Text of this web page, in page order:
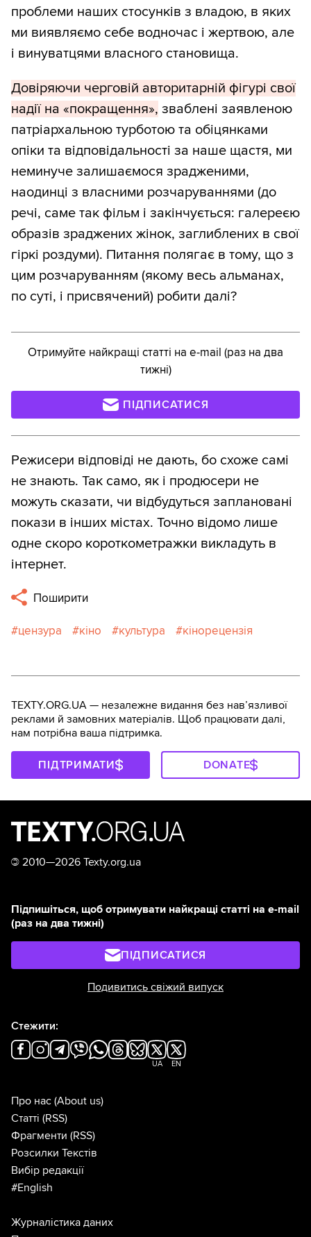
проблеми наших стосунків з владою, в яких
ми виявляємо себе водночас і жертвою, але
і винуватцями власного становища.
Довіряючи черговій авторитарній фігурі свої
надії на «покращення», зваблені заявленою
патріархальною турботою та обіцянками
опіки та відповідальності за наше щастя, ми
неминуче залишаємося зрадженими,
наодинці з власними розчаруваннями (до
речі, саме так фільм і закінчується: галереєю
образів зраджених жінок, заглиблених в свої
гіркі роздуми). Питання полягає в тому, що з
цим розчаруванням (якому весь альманах,
по суті, і присвячений) робити далі?
Отримуйте найкращі статті на e-mail (раз на два
тижні)
ПІДПИСАТИСЯ
Режисери відповіді не дають, бо схоже самі
не знають. Так само, як і продюсери не
можуть сказати, чи відбудуться заплановані
покази в інших містах. Точно відомо лише
одне скоро короткометражки викладуть в
інтернет.
Поширити
цензура кіно культура кінорецензія
TEXTY.ORG.UA — незалежне видання без навʼязливої
реклами й замовних матеріалів. Щоб працювати далі,
нам потрібна ваша підтримка.
ПІДТРИМАТИ DONATE
© 2010—2026 Texty.org.ua
Підпишіться, щоб отримувати найкращі статті на e-mail
(раз на два тижні)
ПІДПИСАТИСЯ
Подивитись свіжий випуск
Стежити:
UA EN
Про нас (About us)
Статті (RSS)
Фрагменти (RSS)
Розсилки Текстів
Вибір редакції
#English
Журналістика даних